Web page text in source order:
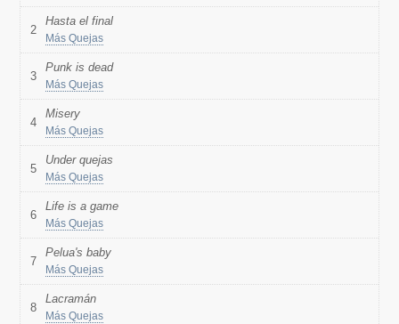
2
Hasta el final
Más Quejas
3
Punk is dead
Más Quejas
4
Misery
Más Quejas
5
Under quejas
Más Quejas
6
Life is a game
Más Quejas
7
Pelua's baby
Más Quejas
8
Lacramán
Más Quejas